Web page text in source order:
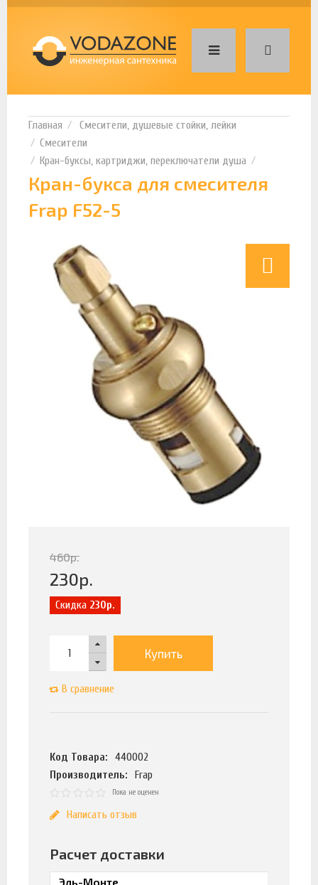
Смесители, душевые стойки, лейки
Смесители
Кран-буксы, картриджи, переключатели душа
Кран-букса для смесителя
Frap F52-5
460р.
230р.
Скидка 230р.
Купить
В сравнение
Код Товара:
440002
Производитель:
Frap
Пока не оценен
Написать отзыв
Расчет доставки